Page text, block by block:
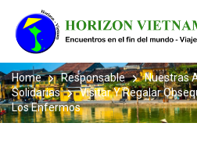
Home Responsable
Nuestras
Solidarias
Visitar Y Regalar
Los Enfermos